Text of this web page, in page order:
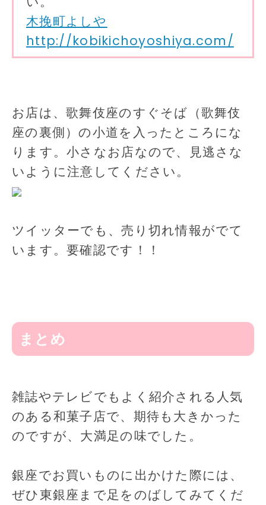
木挽町よしや
http://kobikichoyoshiya.com/
お店は、歌舞伎座のすぐそば（歌舞伎
座の裏側）の小道を入ったところにな
ります。小さなお店なので、見逃さな
いように注意してください。
ツイッターでも、売り切れ情報がでて
います。要確認です！！
まとめ
雑誌やテレビでもよく紹介される人気
のある和菓子店で、期待も大きかった
のですが、大満足の味でした。
銀座でお買いものに出かけた際には、
ぜひ東銀座まで足をのばしてみてくだ